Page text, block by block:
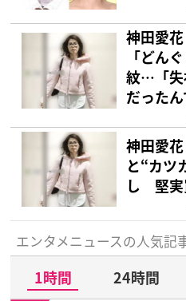
神田愛
「どん
紋…「失
だったん
神田愛
と“カツ
し 堅実
エンタメニュースの人気記
1時間 24時間